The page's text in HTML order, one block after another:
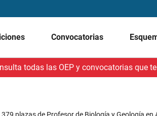
Convocatorias
todas las OEP y convocatorias que